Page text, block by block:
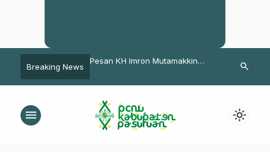
Breaking News
Bagikan Mukena
Pesan KH Imron Mutamakkin
Hadapi
Pasrepan
search
menu light_mode